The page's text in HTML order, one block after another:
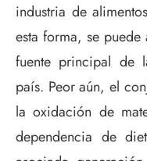
industria de
esta forma, se
fuente principal de
país. Peor aún, el
la oxidación de
dependencia de